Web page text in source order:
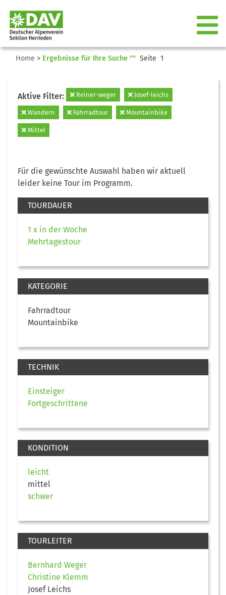
Home > Ergebnisse für Ihre Suche "" Seite 1
Aktive Filter: Reiner-weger Josef-leichs
Wandern Fahrradtour Mountainbike
Mittel
Für die gewünschte Auswahl haben wir aktuell
leider keine Tour im Programm.
TOURDAUER
1 x in der Woche
Mehrtagestour
KATEGORIE
Fahrradtour
Mountainbike
TECHNIK
Einsteiger
Fortgeschrittene
KONDITION
leicht
mittel
schwer
TOURLEITER
Bernhard Weger
Christine Klemm
Josef Leichs